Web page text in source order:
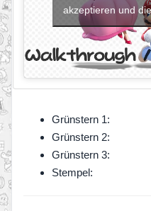
akzeptieren und
Grünstern 1:
Grünstern 2:
Grünstern 3:
Stempel: